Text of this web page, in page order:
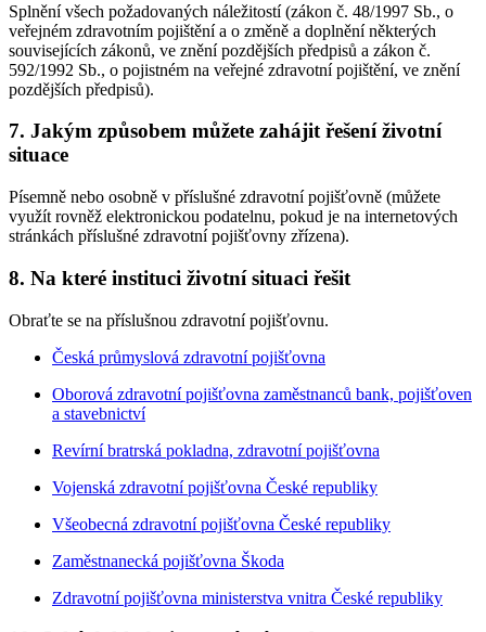
Splnění všech požadovaných náležitostí (zákon č. 48/1997 Sb., o
veřejném zdravotním pojištění a o změně a doplnění některých
souvisejících zákonů, ve znění pozdějších předpisů a zákon č.
592/1992 Sb., o pojistném na veřejné zdravotní pojištění, ve znění
pozdějších předpisů).
7. Jakým způsobem můžete zahájit řešení životní
situace
Písemně nebo osobně v příslušné zdravotní pojišťovně (můžete
využít rovněž elektronickou podatelnu, pokud je na internetových
stránkách příslušné zdravotní pojišťovny zřízena).
8. Na které instituci životní situaci řešit
Obraťte se na příslušnou zdravotní pojišťovnu.
Česká průmyslová zdravotní pojišťovna
Oborová zdravotní pojišťovna zaměstnanců bank, pojišťoven
a stavebnictví
Revírní bratrská pokladna, zdravotní pojišťovna
Vojenská zdravotní pojišťovna České republiky
Všeobecná zdravotní pojišťovna České republiky
Zaměstnanecká pojišťovna Škoda
Zdravotní pojišťovna ministerstva vnitra České republiky